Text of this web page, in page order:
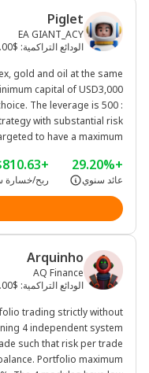
Piglet
EA GIANT_ACY
الودائع التراكمية:
$3,000.00
gold and oil at the same
capital of USD3,000
The leverage is 500 :
with substantial risk
to have a maximum
that past performance is
indicative of future results.
+29.20%
عائد سنوي
+$810.63
ربح/خسارة
Arquinho
AQ Finance
الودائع التراكمية:
$2,000.00
trading strictly without
4 independent system
such that risk per trade
Portfolio maximum